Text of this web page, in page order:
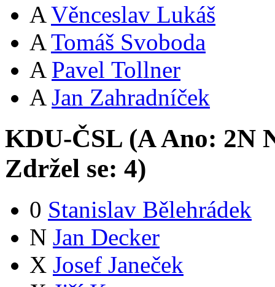
A Věnceslav Lukáš
A Tomáš Svoboda
A Pavel Tollner
A Jan Zahradníček
KDU-ČSL (AAno: 2N
Zdržel se: 4)
0 Stanislav Bělehrádek
N Jan Decker
X Josef Janeček